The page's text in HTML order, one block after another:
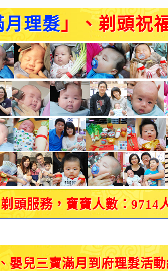
月理髮」、剃頭祝
頭服務，寶寶人數：9714
嬰兒三寶滿月到府理髮活